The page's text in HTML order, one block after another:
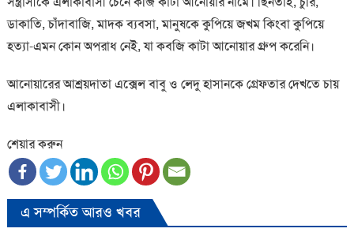
ডাকাতি, চাঁদাবাজি, মাদক ব্যবসা, মানুষকে কুপিয়ে জখম কিংবা কুপিয়ে
হত্যা-এমন কোন অপরাধ নেই, যা কবজি কাটা আনোয়ার গ্রুপ করেনি।
আনোয়ারের আশ্রয়দাতা এক্সেল বাবু ও লেদু হাসানকে গ্রেফতার দেখতে চায়
এলাকাবাসী।
শেয়ার করুন
এ সম্পর্কিত আরও খবর